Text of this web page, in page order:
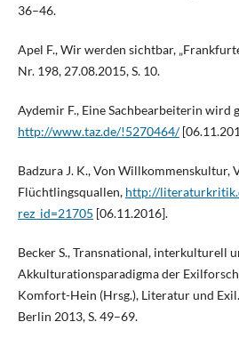
36–46.
Apel F., Wir werden sichtbar,
Nr. 198, 27.08.2015, S. 10.
Aydemir F., Eine Sachbearbeiterin wird
http://www.taz.de/!5270464/
Badzura J. K., Von Willkommenskultur,
Flüchtlingsquallen, http://
rez_id=21705 [06.11.2016].
Becker S., Transnational, interkulturell
Akkulturationsparadigma der
Komfort-Hein (Hrsg.), Literatur und
Berlin 2013, S. 49–69.